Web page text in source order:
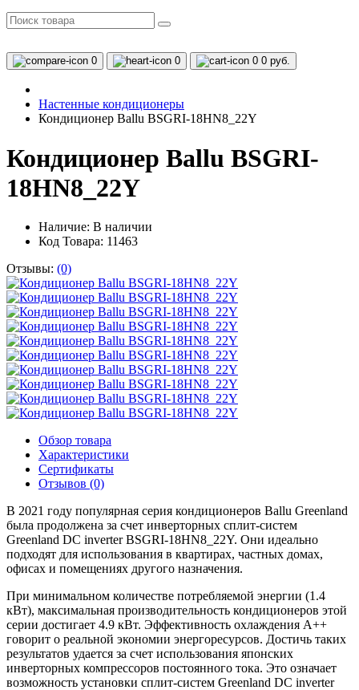
0 0 0 0 руб.
Настенные кондиционеры
Кондиционер Ballu BSGRI-18HN8_22Y
Кондиционер Ballu BSGRI-
18HN8_22Y
Наличие: В наличии
Код Товара: 11463
Отзывы: (0)
Обзор товара
Характеристики
Сертификаты
Отзывов (0)
В 2021 году популярная серия кондиционеров Ballu Greenland
была продолжена за счет инверторных сплит-систем
Greenland DC inverter BSGRI-18HN8_22Y. Они идеально
подходят для использования в квартирах, частных домах,
офисах и помещениях другого назначения.
При минимальном количестве потребляемой энергии (1.4
кВт), максимальная производительность кондиционеров этой
серии достигает 4.9 кВт. Эффективность охлаждения А++
говорит о реальной экономии энергоресурсов. Достичь таких
результатов удается за счет использования японских
инверторных компрессоров постоянного тока. Это означает
возможность установки сплит-систем Greenland DC inverter